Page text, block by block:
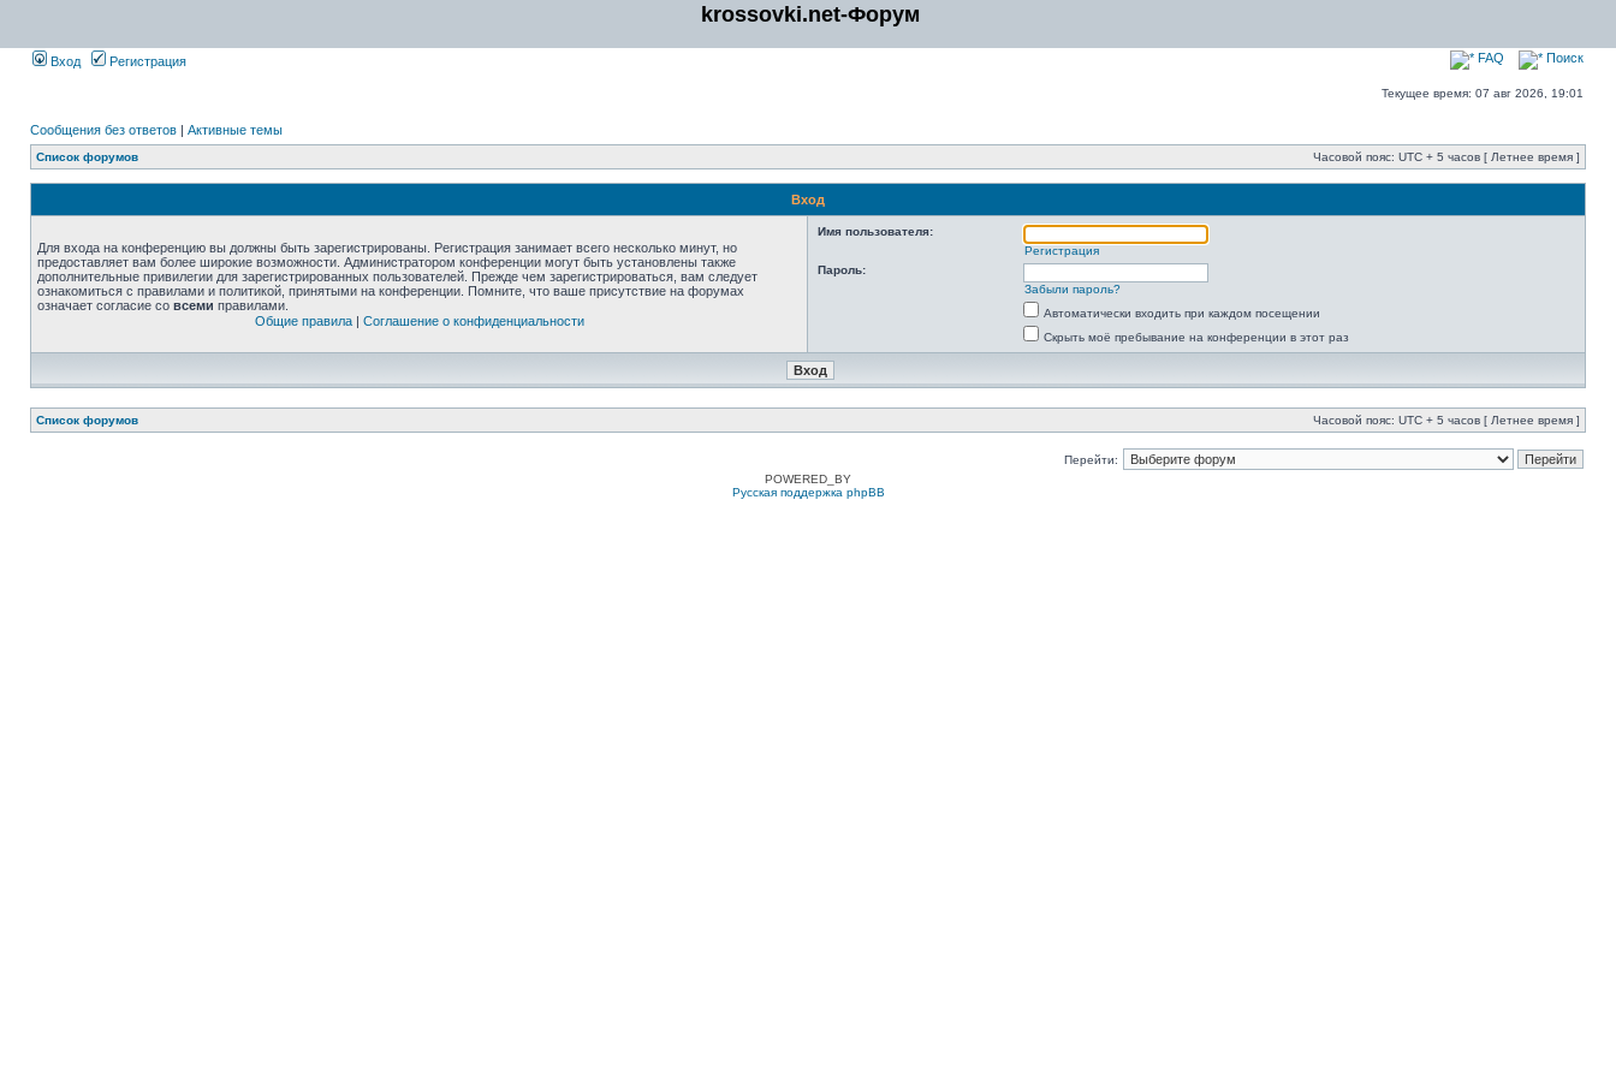
krossovki.net-Форум
Вход Регистрация FAQ Поиск
Текущее время: 07 авг 2026, 19:01
Сообщения без ответов | Активные темы
Список форумов Часовой пояс: UTC + 5 часов [ Летнее время ]
Вход
Для входа на конференцию вы должны быть зарегистрированы. Регистрация занимает всего несколько минут, но
предоставляет вам более широкие возможности. Администратором конференции могут быть установлены также
дополнительные привилегии для зарегистрированных пользователей. Прежде чем зарегистрироваться, вам следует
ознакомиться с правилами и политикой, принятыми на конференции. Помните, что ваше присутствие на форумах
означает согласие со всеми правилами.
Общие правила| Соглашение о конфиденциальности
Имя пользователя:
Регистрация
Пароль:
Забыли пароль?
Автоматически входить при каждом посещении
Скрыть моё пребывание на конференции в этот раз
Список форумов Часовой пояс: UTC + 5 часов [ Летнее время ]
Перейти:
POWERED_BY
Русская поддержка phpBB